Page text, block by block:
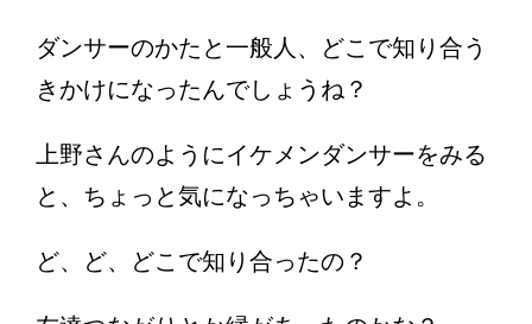
ダンサーのかたと一般人、どこで知り合う
きかけになったんでしょうね？
上野さんのようにイケメンダンサーをみる
と、ちょっと気になっちゃいますよ。
ど、ど、どこで知り合ったの？